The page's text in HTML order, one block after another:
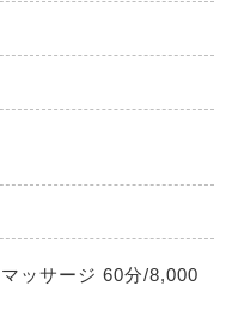
ッサージ 60分/8,000